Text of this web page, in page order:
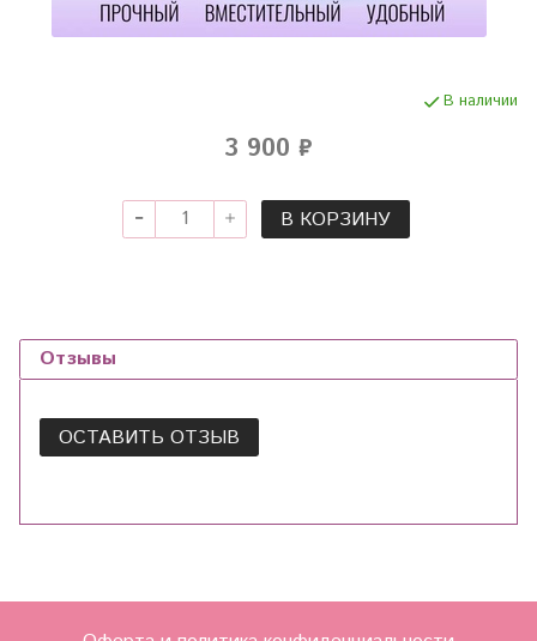
В наличии
3 900 ₽
В КОРЗИНУ
Отзывы
ОСТАВИТЬ ОТЗЫВ